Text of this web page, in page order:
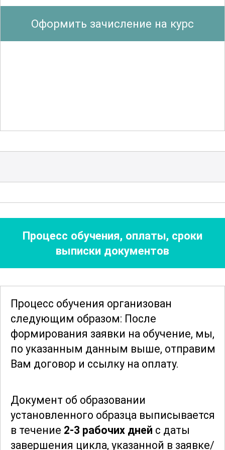
методам оценкии анализа рисков,
связанным с эксплуатацией такого
герметичность.
надежностьоборудования. Участники
познакомятся с передовыми
решениями, применяемыми в
промышленной практике, что позволит
им улучшить процессы управления
Курс предоставляет исчерпывающие
знания о порядке расследования и
учета инцидентов, связанных с
оборудованием под давлением.
Рассматриваются примеры из
участникам лучше понять причины и
последствия аварийных ситуаций.
Важным аспектом является изучение
Оформить зачисление на курс
Процесс обучения, оплаты, сроки
выписки документов
Процесс обучения организован
следующим образом: После
формирования заявки на обучение, мы,
по указанным данным выше, отправим
Вам договор и ссылку на оплату.
Документ об образовании
установленного образца выписывается
в течение 2-3 рабочих дней с даты
завершения цикла, указанной в заявке/